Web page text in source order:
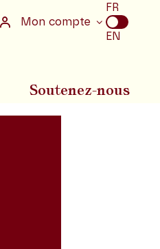
Mon compte
Choix
de
la
FR
EN
Soutenez-nous